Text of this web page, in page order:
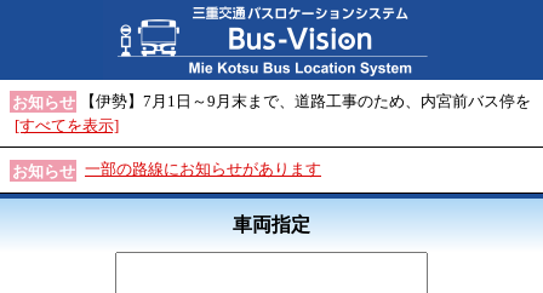
お知らせ
【伊勢】7月1日～9月末まで、道路工事のため、内宮前バス停を
[すべてを表示]
お知らせ 一部の路線にお知らせがあります
車両指定